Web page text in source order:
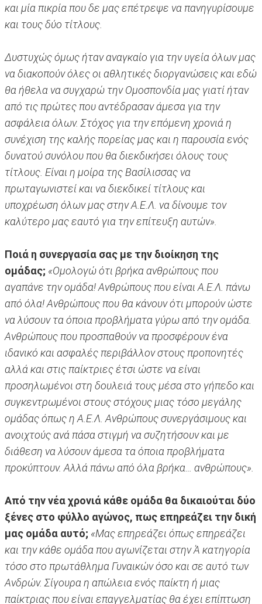
και μία πικρία που δε μας επέτρεψε να πανηγυρίσουμε
και τους δύο τίτλους.
Δυστυχώς όμως ήταν αναγκαίο για την υγεία όλων μας
να διακοπούν όλες οι αθλητικές διοργανώσεις και εδώ
θα ήθελα να συγχαρώ την Ομοσπονδία μας γιατί ήταν
από τις πρώτες που αντέδρασαν άμεσα για την
ασφάλεια όλων. Στόχος για την επόμενη χρονιά η
συνέχιση της καλής πορείας μας και η παρουσία ενός
δυνατού συνόλου που θα διεκδικήσει όλους τους
τίτλους. Είναι η μοίρα της Βασίλισσας να
πρωταγωνιστεί και να διεκδικεί τίτλους και
υποχρέωση όλων μας στην Α.Ε.Λ. να δίνουμε τον
καλύτερο μας εαυτό για την επίτευξη αυτών».
Ποιά η συνεργασία σας με την διοίκηση της
ομάδας; «Ομολογώ ότι βρήκα ανθρώπους που
αγαπάνε την ομάδα! Ανθρώπους που είναι Α.Ε.Λ. πάνω
από όλα! Ανθρώπους που θα κάνουν ότι μπορούν ώστε
να λύσουν τα όποια προβλήματα γύρω από την ομάδα.
Ανθρώπους που προσπαθούν να προσφέρουν ένα
ιδανικό και ασφαλές περιβάλλον στους προπονητές
αλλά και στις παίκτριες έτσι ώστε να είναι
προσηλωμένοι στη δουλειά τους μέσα στο γήπεδο και
συγκεντρωμένοι στους στόχους μιας τόσο μεγάλης
ομάδας όπως η Α.Ε.Λ. Ανθρώπους συνεργάσιμους και
ανοιχτούς ανά πάσα στιγμή να συζητήσουν και με
διάθεση να λύσουν άμεσα τα όποια προβλήματα
προκύπτουν. Αλλά πάνω από όλα βρήκα… ανθρώπους».
Από την νέα χρονιά κάθε ομάδα θα δικαιούται δύο
ξένες στο φύλλο αγώνος, πως επηρεάζει την δική
μας ομάδα αυτό; «Μας επηρεάζει όπως επηρεάζει
και την κάθε ομάδα που αγωνίζεται στην Ά κατηγορία
τόσο στο πρωτάθλημα Γυναικών όσο και σε αυτό των
Ανδρών. Σίγουρα η απώλεια ενός παίκτη ή μιας
παίκτριας που είναι επαγγελματίας θα έχει επίπτωση